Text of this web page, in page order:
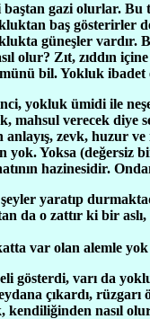
baştan gazi olurlar. Bu
baş gösterirler
güneşler vardır.
olur? Zıt, zıddın içine
bil. Yokluk
yokluk ümidi ile
mahsul verecek diye
zevk, huzur
yok. Yoksa
hazinesidir.
yaratıp
da o zattır ki bir
var olan alemle
gösterdi, varı da
çıkardı,
kendiliğinden nasıl